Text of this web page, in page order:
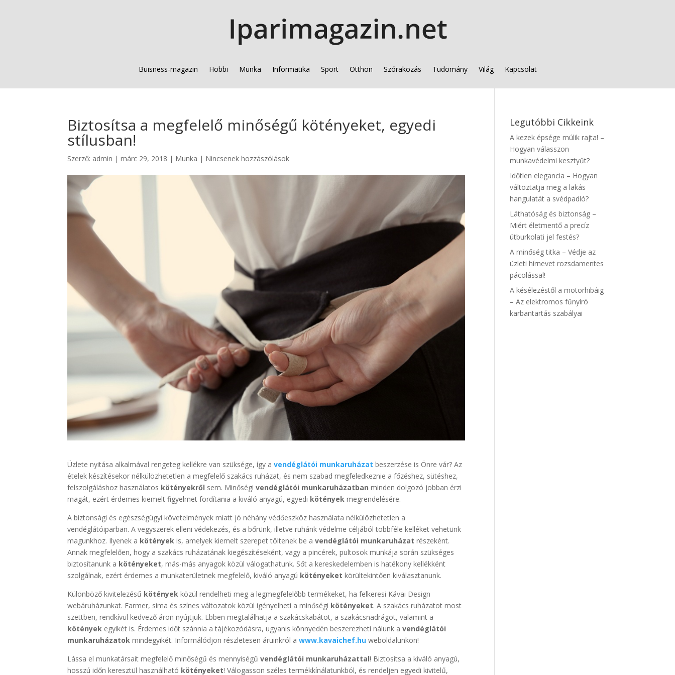
Buisness-magazin Hobbi Munka Informatika Sport Otthon Szórakozás Tudomány Világ Kapcsolat
Biztosítsa a megfelelő minőségű kötényeket, egyedi
stílusban!
Szerző: admin |márc 29, 2018 | Munka | Nincsenek hozzászólások
Üzlete nyitása alkalmával rengeteg kellékre van szüksége, így avendéglátói munkaruházat beszerzése is Önre vár? Az
ételek készítésekor nélkülözhetetlen a megfelelő szakács ruházat, és nem szabad megfeledkeznie a főzéshez, sütéshez,
felszolgáláshoz használatos kötényekről sem. Minőségivendéglátói munkaruházatban minden dolgozó jobban érzi
magát, ezért érdemes kiemelt figyelmet fordítania a kiváló anyagú, egyedi kötényekmegrendelésére.
A biztonsági és egészségügyi követelmények miatt jó néhány védőeszköz használata nélkülözhetetlen a
vendéglátóiparban. A vegyszerek elleni védekezés, és a bőrünk, illetve ruhánk védelme céljából többféle kelléket vehetünk
magunkhoz. Ilyenek a kötények is, amelyek kiemelt szerepet töltenek be avendéglátói munkaruházat részeként.
Annak megfelelően, hogy a szakács ruházatának kiegészítéseként, vagy a pincérek, pultosok munkája során szükséges
biztosítanunk a kötényeket, más-más anyagok közül válogathatunk. Sőt a kereskedelemben is hatékony kellékként
szolgálnak, ezért érdemes a munkaterületnek megfelelő, kiváló anyagú kötényeket körültekintően kiválasztanunk.
Különböző kivitelezésű kötények közül rendelheti meg a legmegfelelőbb termékeket, ha felkeresi Kávai Design
webáruházunkat. Farmer, sima és színes változatok közül igényelheti a minőségi kötényeket. A szakács ruházatot most
szettben, rendkívül kedvező áron nyújtjuk. Ebben megtalálhatja a szakácskabátot, a szakácsnadrágot, valamint a
kötények egyikét is. Érdemes időt szánnia a tájékozódásra, ugyanis könnyedén beszerezheti nálunk avendéglátói
munkaruházatokmindegyikét. Informálódjon részletesen áruinkról awww.kavaichef.huweboldalunkon!
Lássa el munkatársait megfelelő minőségű és mennyiségűvendéglátói munkaruházattal! Biztosítsa a kiváló anyagú,
hosszú időn keresztül használható kötényeket! Válogasson széles termékkínálatunkból, és rendeljen egyedi kivitelű,
Legutóbbi Cikkeink
A kezek épsége múlik rajta! –
Hogyan válasszon
munkavédelmi kesztyűt?
Időtlen elegancia – Hogyan
változtatja meg a lakás
hangulatát a svédpadló?
Láthatóság és biztonság –
Miért életmentő a precíz
útburkolati jel festés?
A minőség titka – Védje az
üzleti hírnevet rozsdamentes
pácolással!
A késélezéstől a motorhibáig
– Az elektromos fűnyíró
karbantartás szabályai